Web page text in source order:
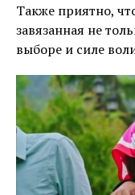
Также приятно,
завязанная не
выборе и силе